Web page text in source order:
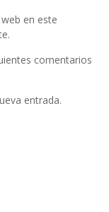
en este
comentarios
entrada.